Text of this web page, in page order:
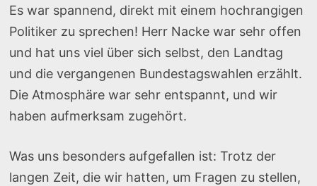
Es war spannend, direkt mit einem hochrangigen
Politiker zu sprechen! Herr Nacke war sehr offen
und hat uns viel über sich selbst, den Landtag
und die vergangenen Bundestagswahlen erzählt.
Die Atmosphäre war sehr entspannt, und wir
haben aufmerksam zugehört.
Was uns besonders aufgefallen ist: Trotz der
langen Zeit, die wir hatten, um Fragen zu stellen,